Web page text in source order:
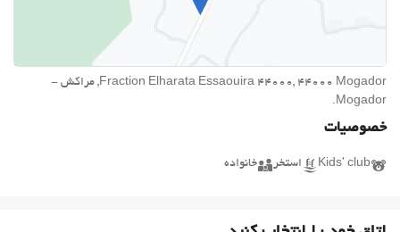
Fraction Elharata Essaouira 44000, 44000 Mogador, مراکش -
Mogador.
خصوصیات
Kids' club استخر خانواده